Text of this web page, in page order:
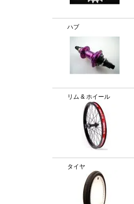
ハブ
リム & ホイール
タイヤ